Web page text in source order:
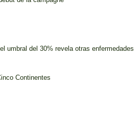
umbral del 30% revela otras enfermedades
Continentes